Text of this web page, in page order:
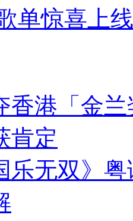
单惊喜上线
香港「金
肯定
乐无双》